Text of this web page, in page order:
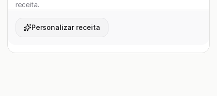
receita.
Personalizar receita